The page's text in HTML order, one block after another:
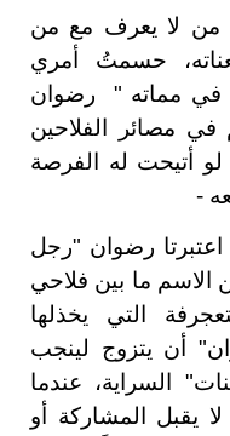
من لا يعرف مع من
حسمتُ أمري
في مماته " رضوان
في مصائر الفلاحين
أتيحت له الفرصة
-
اعتبرتا رضوان "رجل
الاسم ما بين فلاحي
التي يخذلها
أن يتزوج لينجب
السراية، عندما
يقبل المشاركة أو